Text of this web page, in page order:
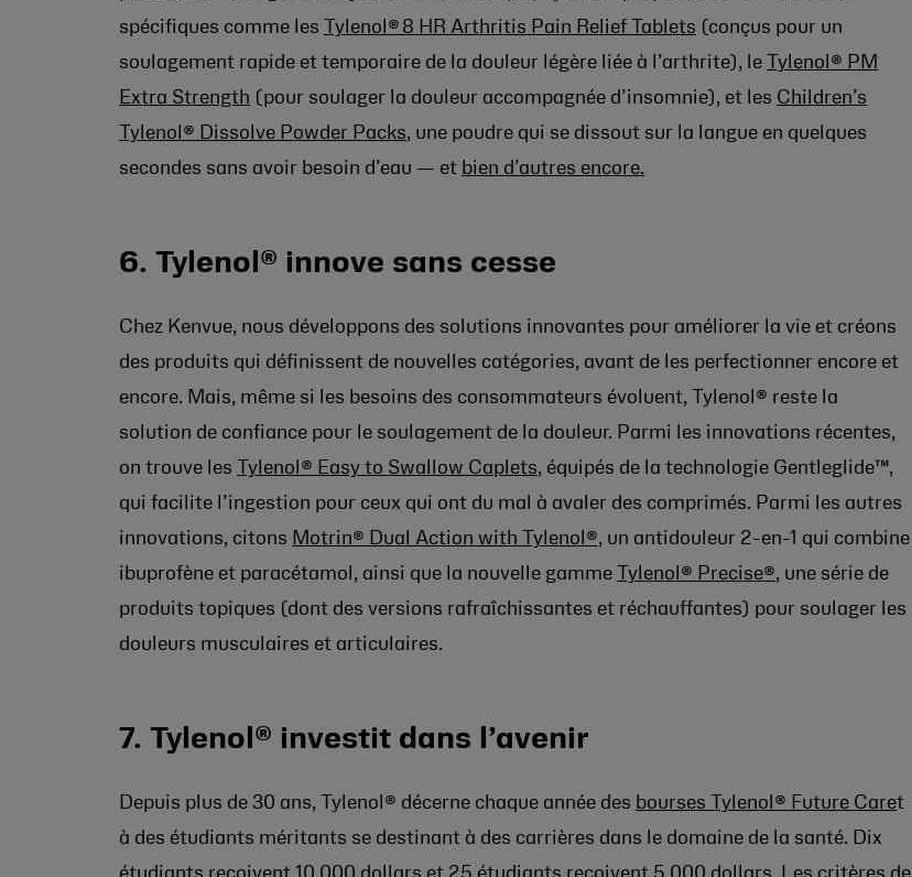
spécifiques comme les
Tylenol® 8 HR Arthritis Pain Relief Tablets (conçus pour un
soulagement rapide et temporaire de la douleur légère liée à l’arthrite), le
Tylenol® PM
Extra Strength (pour soulager la douleur accompagnée d’insomnie), et les Children’s
Tylenol® Dissolve Powder Packs, une poudre qui se dissout sur la langue en quelques
secondes sans avoir besoin d’eau — et bien d’autres encore.
6. Tylenol® innove sans cesse
Chez Kenvue, nous développons des solutions innovantes pour améliorer la vie et créons
des produits qui définissent de nouvelles catégories, avant de les perfectionner encore et
encore. Mais, même si les besoins des consommateurs évoluent, Tylenol® reste la
solution de confiance pour le soulagement de la douleur. Parmi les innovations récentes,
on trouve les
Tylenol® Easy to Swallow Caplets, équipés de la technologie Gentleglide™,
qui facilite l’ingestion pour ceux qui ont du mal à avaler des comprimés. Parmi les autres
innovations, citons Motrin® Dual Action with Tylenol®, un antidouleur 2-en-1 qui combine
ibuprofène et paracétamol, ainsi que la nouvelle gamme
Tylenol® Precise®, une série de
produits topiques (dont des versions rafraîchissantes et réchauffantes) pour soulager les
douleurs musculaires et articulaires.
7. Tylenol® investit dans l’avenir
Depuis plus de 30 ans, Tylenol® décerne chaque année des bourses Tylenol® Future Caret
à des étudiants méritants se destinant à des carrières dans le domaine de la santé. Dix
étudiants reçoivent 10 000 dollars et 25 étudiants reçoivent 5 000 dollars.
Les critères de